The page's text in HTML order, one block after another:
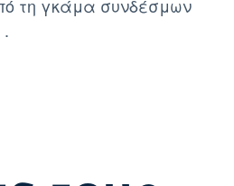
τη γκάμα συνδέσμων